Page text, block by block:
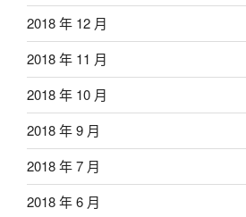
2018 年 12 月
2018 年 11 月
2018 年 10 月
2018 年 9 月
2018 年 7 月
2018 年 6 月